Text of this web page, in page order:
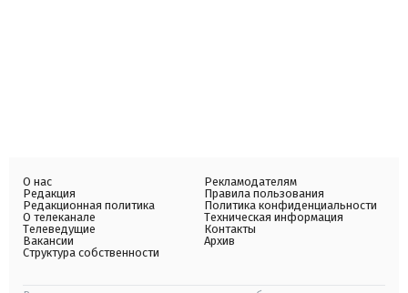
О нас
Редакция
Редакционная политика
О телеканале
Телеведущие
Вакансии
Структура собственности
Рекламодателям
Правила пользования
Политика конфиденциальности
Техническая информация
Контакты
Архив